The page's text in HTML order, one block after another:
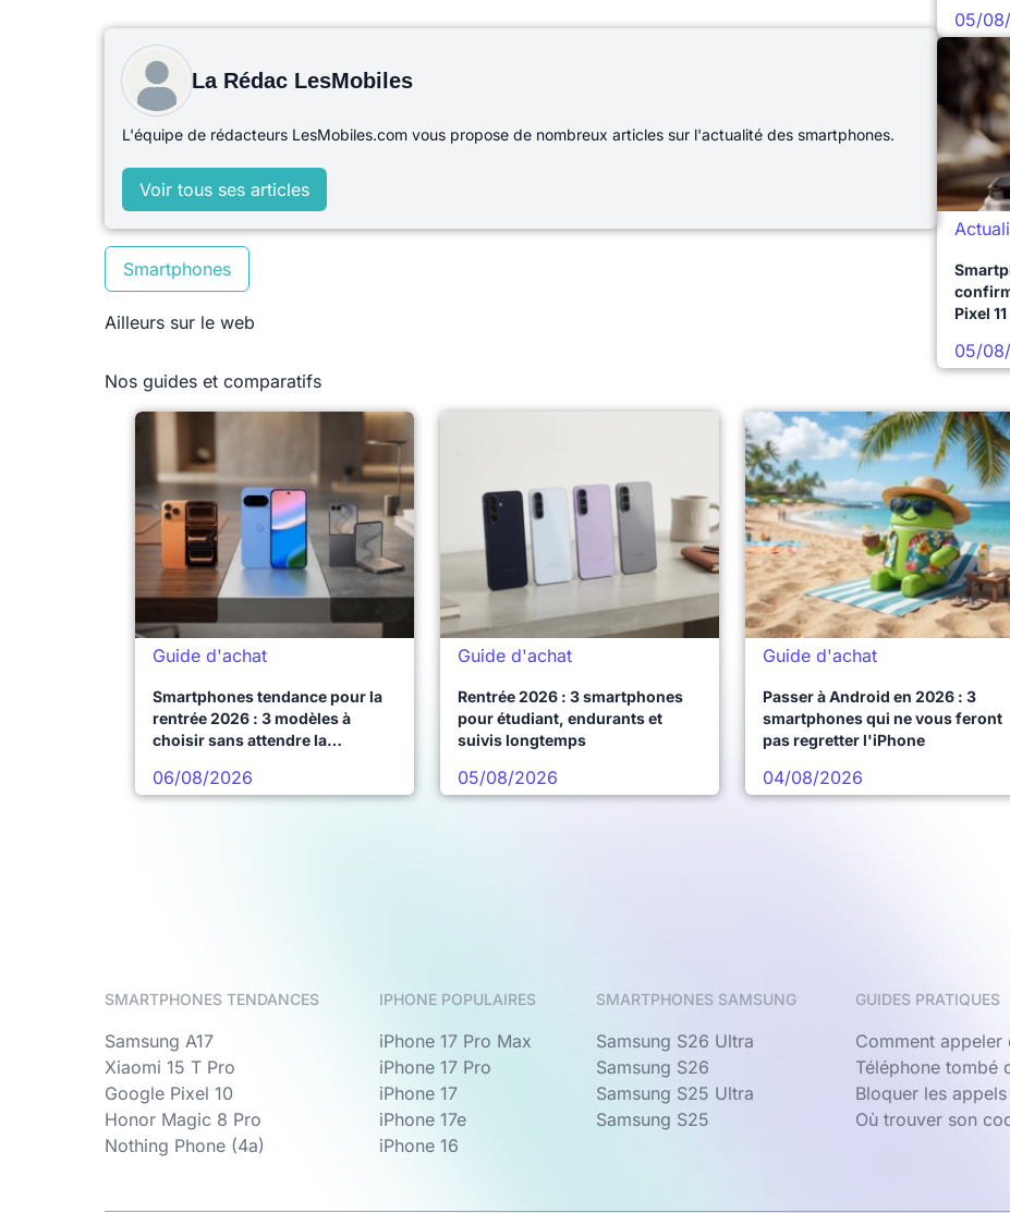
La Rédac LesMobiles
L'équipe de rédacteurs LesMobiles.com vous propose de nombreux articles sur l'actualité des smartphones.
Voir tous ses articles
Smartphones
Ailleurs sur le web
05/
Pixel 11
05/
Nos guides et comparatifs
Guide d'achat
Smartphones tendance pour la
rentrée 2026 : 3 modèles à
choisir sans attendre la
06/08/2026
Guide d'achat
Rentrée 2026 : 3 smartphones
pour étudiant, endurants et
suivis longtemps
05/08/2026
Guide d'achat
Passer à Android en 2026 : 3
smartphones qui ne vous feront
pas regretter l'iPhone
04/08/2026
SMARTPHONES TENDANCES
Samsung A17
Xiaomi 15 T Pro
Google Pixel 10
Honor Magic 8 Pro
Nothing Phone (4a)
IPHONE POPULAIRES
iPhone 17 Pro Max
iPhone 17 Pro
iPhone 17
iPhone 17e
iPhone 16
SMARTPHONES SAMSUNG
Samsung S26 Ultra
Samsung S26
Samsung S25 Ultra
Samsung S25
GUIDES PRATIQUES
Comment appeler
Téléphone tombé
Bloquer les
Où trouver son